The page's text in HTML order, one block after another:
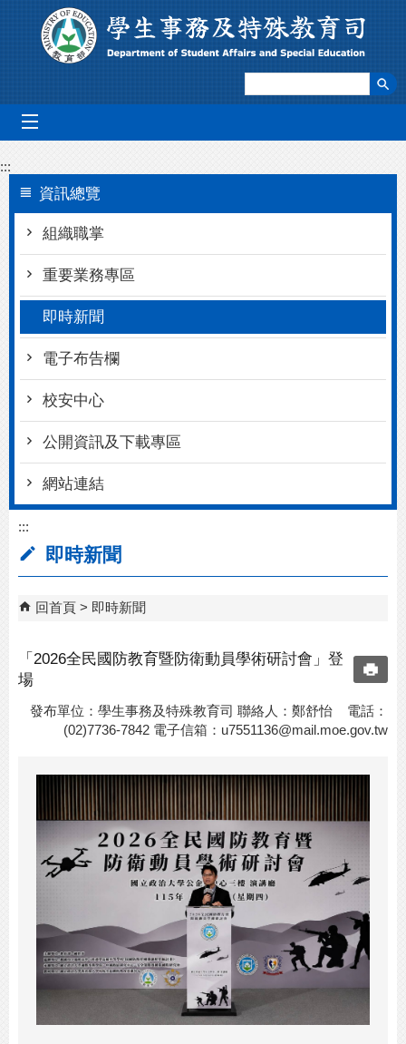
跳到主要內容區塊
:::
資訊總覽
組織職掌
重要業務專區
即時新聞
電子布告欄
校安中心
公開資訊及下載專區
網站連結
:::
即時新聞
回首頁 即時新聞
「2026全民國防教育暨防衛動員學術研討會」登
場
發布單位：學生事務及特殊教育司 聯絡人：鄭舒怡 電話：
(02)7736-7842 電子信箱： u7551136@mail.moe.gov.tw